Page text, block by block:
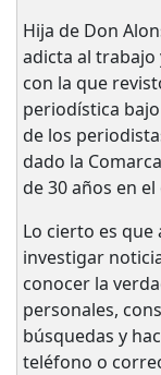
Hija de Don
adicta al
con la que
periodística
de los
dado la
de 30 años en
Lo cierto es
investigar
conocer la
personales,
búsquedas y
teléfono o